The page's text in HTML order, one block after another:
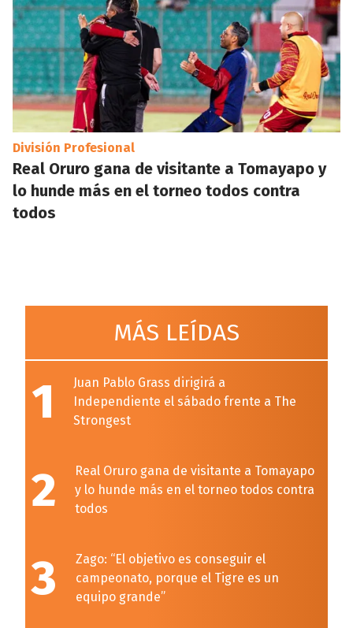
División Profesional
Real Oruro gana de visitante a Tomayapo y
lo hunde más en el torneo todos contra
todos
MÁS LEÍDAS
1
Juan Pablo Grass dirigirá a
Independiente el sábado frente a The
Strongest
2
Real Oruro gana de visitante a Tomayapo
y lo hunde más en el torneo todos contra
todos
3
Zago: “El objetivo es conseguir el
campeonato, porque el Tigre es un
equipo grande”